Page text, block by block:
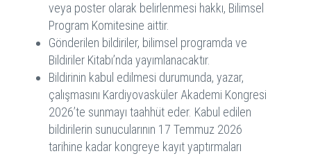
veya poster olarak belirlenmesi hakkı, Bilimsel
Program Komitesine aittir.
Gönderilen bildiriler, bilimsel programda ve
Bildiriler Kitabı’nda yayımlanacaktır.
Bildirinin kabul edilmesi durumunda, yazar,
çalışmasını Kardiyovasküler Akademi Kongresi
2026’te sunmayı taahhüt eder. Kabul edilen
bildirilerin sunucularının 17 Temmuz 2026
tarihine kadar kongreye kayıt yaptırmaları